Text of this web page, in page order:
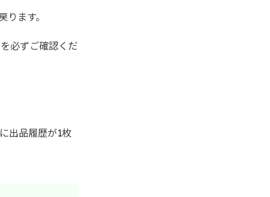
ます。
必ずご確認くだ
出品履歴が1枚